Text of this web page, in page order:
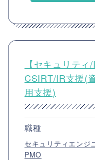
【セキュリティ
CSIRT/IR支援(
用支援)
職種
セキュリティエンジ
PMO